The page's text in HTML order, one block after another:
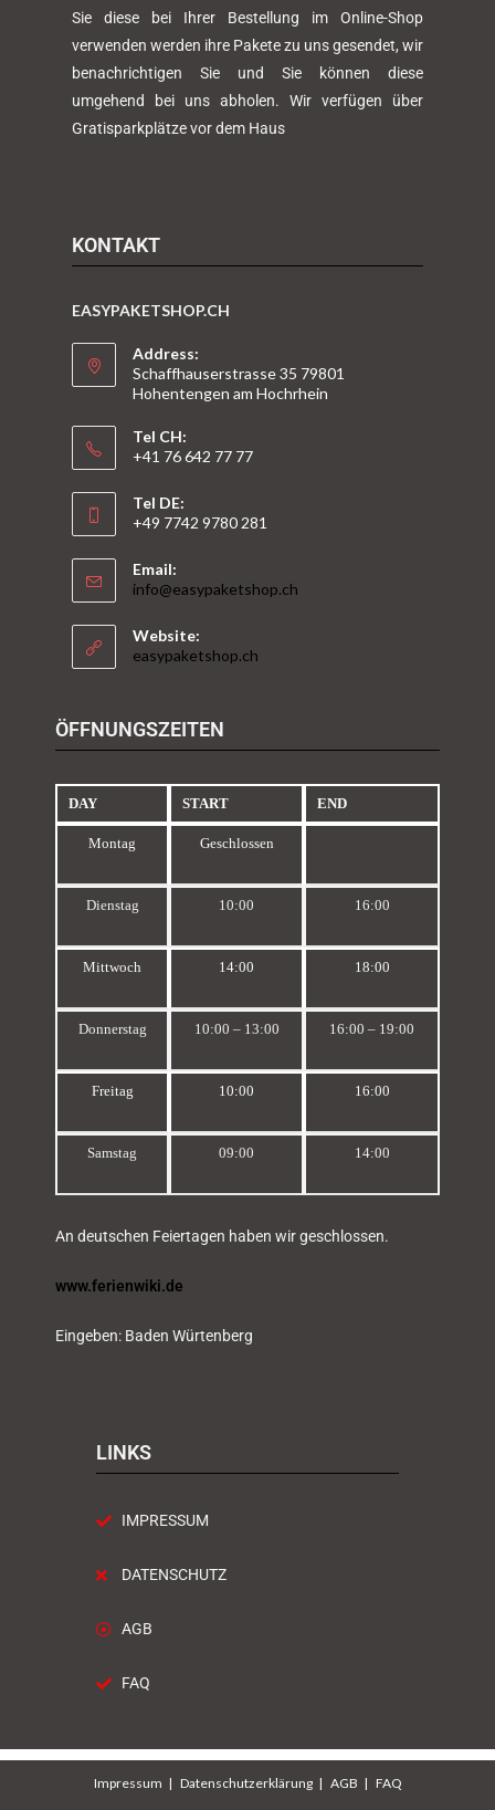
Sie diese bei Ihrer Bestellung im Online-Shop
verwenden werden ihre Pakete zu uns gesendet, wir
benachrichtigen Sie und Sie können diese
umgehend bei uns abholen. Wir verfügen über
Gratisparkplätze vor dem Haus
KONTAKT
EASYPAKETSHOP.CH
Address:
Schaffhauserstrasse 35 79801
Hohentengen am Hochrhein
Tel CH:
+41 76 642 77 77
Tel DE:
+49 7742 9780 281
Email:
info@easypaketshop.ch
Website:
easypaketshop.ch
ÖFFNUNGSZEITEN
DAY START END
Montag Geschlossen
Dienstag 10:00 16:00
Mittwoch 14:00 18:00
Donnerstag 10:00 – 13:00 16:00 – 19:00
Freitag 10:00 16:00
Samstag 09:00 14:00
An deutschen Feiertagen haben wir geschlossen.
www.ferienwiki.de
Eingeben: Baden Würtenberg
LINKS
IMPRESSUM
DATENSCHUTZ
AGB
FAQ
Impressum Datenschutzerklärung AGB FAQ